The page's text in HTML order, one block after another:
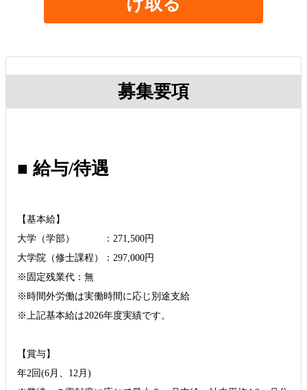
募集要項
■ 給与/待遇
【基本給】
大学（学部） ：271,500円
大学院（修士課程）：297,000円
※固定残業代：無
※時間外労働は実働時間に応じ別途支給
※上記基本給は2026年度実績です。
【賞与】
年2回(6月、12月)